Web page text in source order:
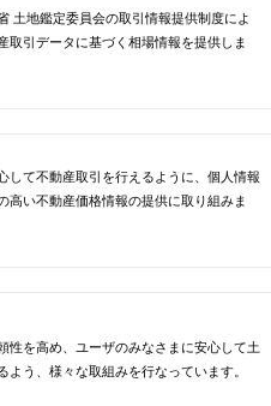
土地鑑定委員会の取引情報提供制度によ
取引データに基づく相場情報を提供しま
して不動産取引を行えるように、個人情報
高い不動産価格情報の提供に取り組みま
性を高め、ユーザのみなさまに安心して土
よう、様々な取組みを行なっています。